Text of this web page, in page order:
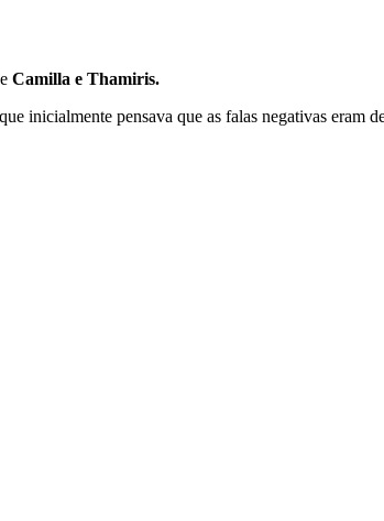
Camilla e Thamiris.
inicialmente pensava que as falas negativas eram